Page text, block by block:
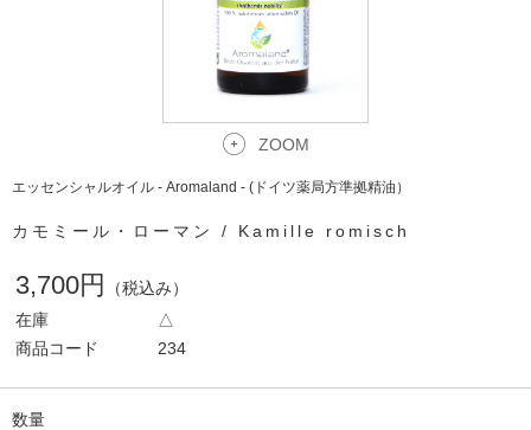
ZOOM
エッセンシャルオイル - Aromaland - (ドイツ薬局方準拠精油）
カモミール・ローマン / Kamille romisch
3,700円
（税込み）
在庫
△
商品コード
234
数量